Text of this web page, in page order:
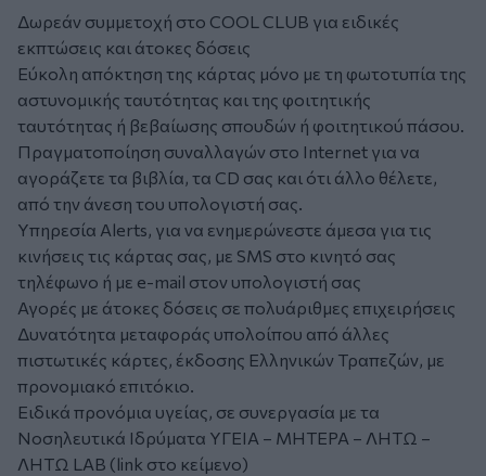
Δωρεάν συμμετοχή στο COOL CLUB για ειδικές
εκπτώσεις και άτοκες δόσεις
Εύκολη απόκτηση της κάρτας μόνο με τη φωτοτυπία της
αστυνομικής ταυτότητας και της φοιτητικής
ταυτότητας ή βεβαίωσης σπουδών ή φοιτητικού πάσου.
Πραγματοποίηση συναλλαγών στο Internet για να
αγοράζετε τα βιβλία, τα CD σας και ότι άλλο θέλετε,
από την άνεση του υπολογιστή σας.
Υπηρεσία Alerts, για να ενημερώνεστε άμεσα για τις
κινήσεις τις κάρτας σας, με SMS στο κινητό σας
τηλέφωνο ή με e-mail στον υπολογιστή σας
Αγορές με άτοκες δόσεις σε πολυάριθμες επιχειρήσεις
Δυνατότητα μεταφοράς υπολοίπου από άλλες
πιστωτικές κάρτες, έκδοσης Ελληνικών Τραπεζών, με
προνομιακό επιτόκιο.
Ειδικά προνόμια υγείας, σε συνεργασία με τα
Νοσηλευτικά Ιδρύματα ΥΓΕΙΑ – ΜΗΤΕΡΑ – ΛΗΤΩ –
ΛΗΤΩ LAB (link στο κείμενο)